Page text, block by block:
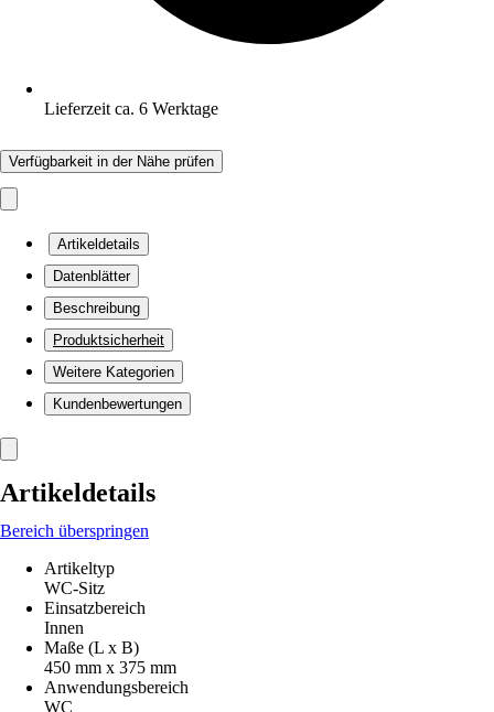
Lieferzeit ca. 6 Werktage
Verfügbarkeit in der Nähe prüfen
Artikeldetails
Datenblätter
Beschreibung
Produktsicherheit
Weitere Kategorien
Kundenbewertungen
Artikeldetails
Bereich überspringen
Artikeltyp
WC-Sitz
Einsatzbereich
Innen
Maße (L x B)
450 mm x 375 mm
Anwendungsbereich
WC